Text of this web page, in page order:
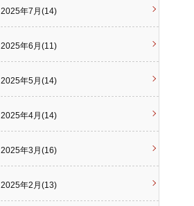
2025年7月(14)
2025年6月(11)
2025年5月(14)
2025年4月(14)
2025年3月(16)
2025年2月(13)